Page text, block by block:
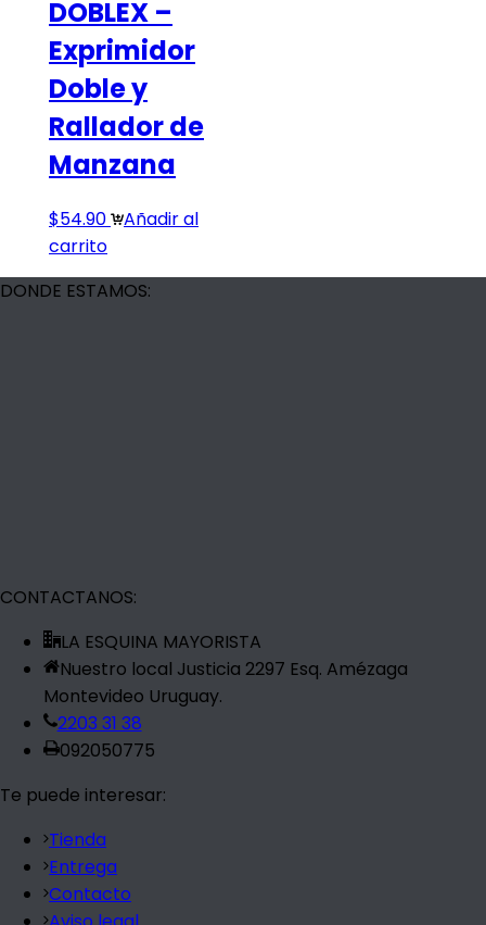
DOBLEX –
Exprimidor
Doble y
Rallador de
Manzana
$54.90
Añadir al
carrito
DONDE ESTAMOS:
CONTACTANOS:
LA ESQUINA MAYORISTA
Nuestro local Justicia 2297 Esq. Amézaga
Montevideo Uruguay.
2203 31 38
092050775
Te puede interesar:
Tienda
Entrega
Contacto